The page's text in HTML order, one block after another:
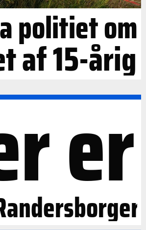
politiet om
af 15-årig
er